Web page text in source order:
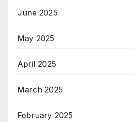
June 2025
May 2025
April 2025
March 2025
February 2025